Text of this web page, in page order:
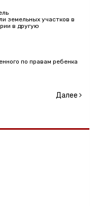
земельных участков в
в другую
по правам ребенка
Далее